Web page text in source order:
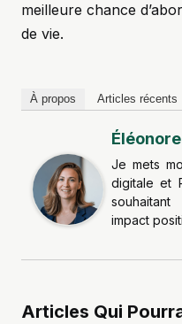
meilleure chance
de vie.
À propos Articles récents
Je mets
digitale et
impact
Articles Qui